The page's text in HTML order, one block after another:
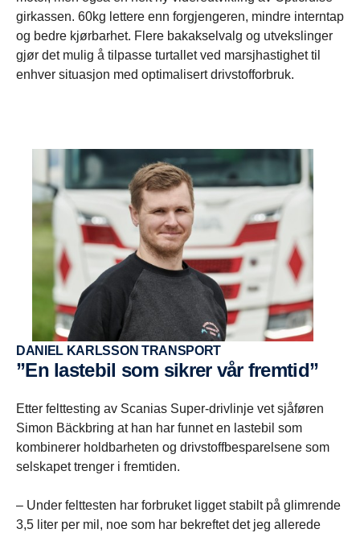
girkassen. 60kg lettere enn forgjengeren, mindre interntap
og bedre kjørbarhet. Flere bakakselvalg og utvekslinger
gjør det mulig å tilpasse turtallet ved marsjhastighet til
enhver situasjon med optimalisert drivstofforbruk.
DANIEL KARLSSON TRANSPORT
”En lastebil som sikrer vår fremtid”
Etter felttesting av Scanias Super-drivlinje vet sjåføren
Simon Bäckbring at han har funnet en lastebil som
kombinerer holdbarheten og drivstoffbesparelsene som
selskapet trenger i fremtiden.
– Under felttesten har forbruket ligget stabilt på glimrende
3,5 liter per mil, noe som har bekreftet det jeg allerede